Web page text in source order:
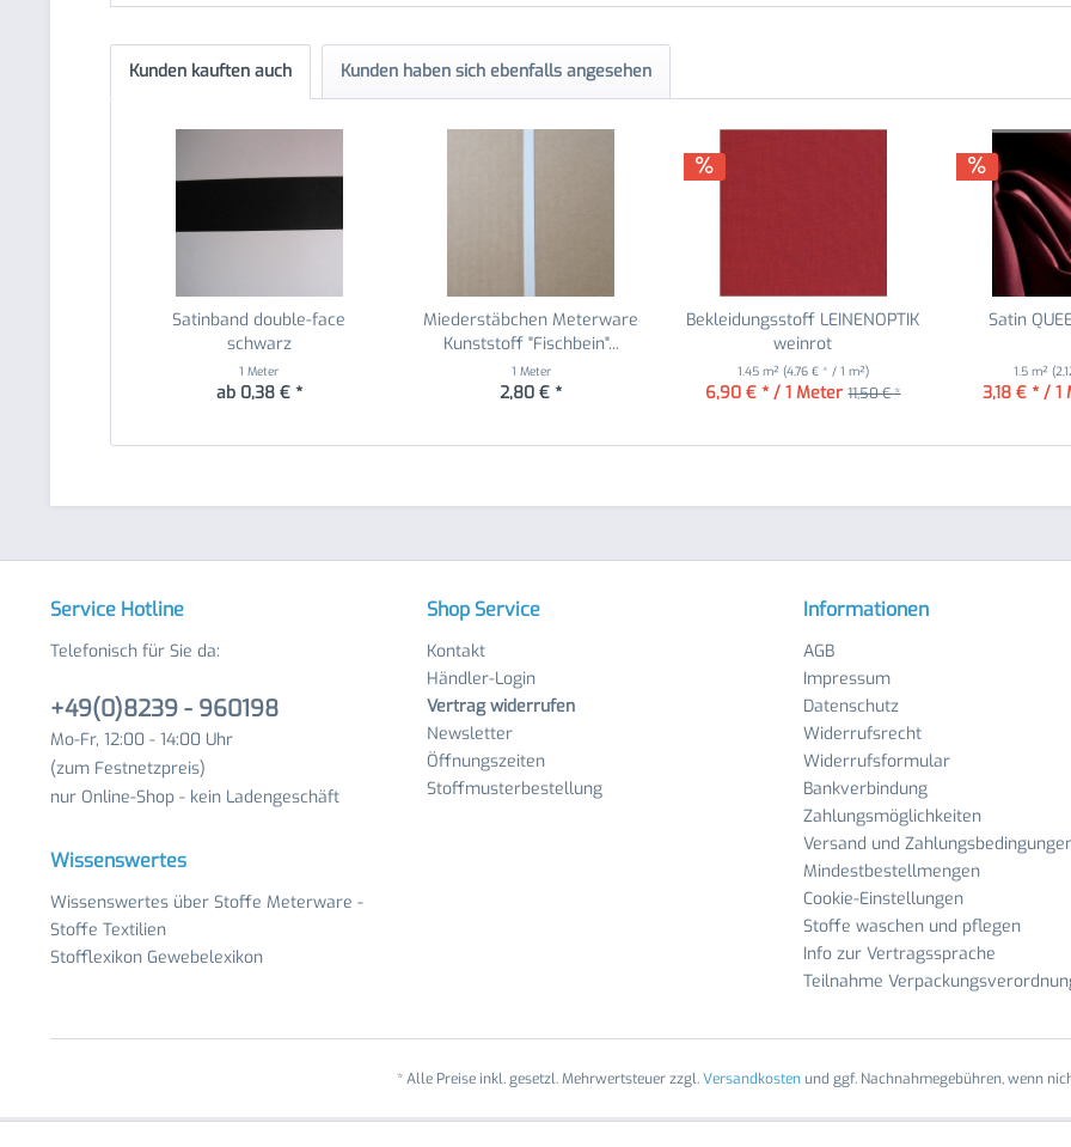
Kunden kauften auch Kunden haben sich ebenfalls angesehen
Satinband double-face
schwarz
1 Meter
ab 0,38 € *
Miederstäbchen Meterware
Kunststoff "Fischbein"...
1 Meter
2,80 € *
Bekleidungsstoff LEINENOPTIK
weinrot
1.45 m² (4,76 € * / 1 m²)
6,90 € * / 1 Meter 11,50 € *
Satin
1.5 m²
3,18 € * / 1
Service Hotline
Telefonisch für Sie da:
+49(0)8239 - 960198
Mo-Fr, 12:00 - 14:00 Uhr
(zum Festnetzpreis)
nur Online-Shop - kein Ladengeschäft
Wissenswertes
Wissenswertes über Stoffe Meterware -
Stoffe Textilien
Stofflexikon Gewebelexikon
Shop Service
Kontakt
Händler-Login
Vertrag widerrufen
Newsletter
Öffnungszeiten
Stoffmusterbestellung
Informationen
AGB
Impressum
Datenschutz
Widerrufsrecht
Widerrufsformular
Bankverbindung
Zahlungsmöglichkeiten
Versand und
Mindestbestellmengen
Cookie-Einstellungen
Stoffe waschen und pflegen
Info zur Vertragssprache
Teilnahme
* Alle Preise inkl. gesetzl. Mehrwertsteuer zzgl.Versandkostenund ggf. Nachnahmegebühren, wenn